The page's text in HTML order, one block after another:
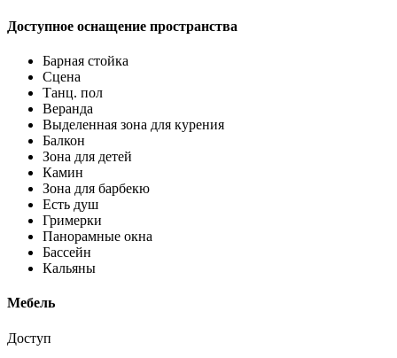
Доступное оснащение пространства
Барная стойка
Сцена
Танц. пол
Веранда
Выделенная зона для курения
Балкон
Зона для детей
Камин
Зона для барбекю
Есть душ
Гримерки
Панорамные окна
Бассейн
Кальяны
Мебель
Доступ